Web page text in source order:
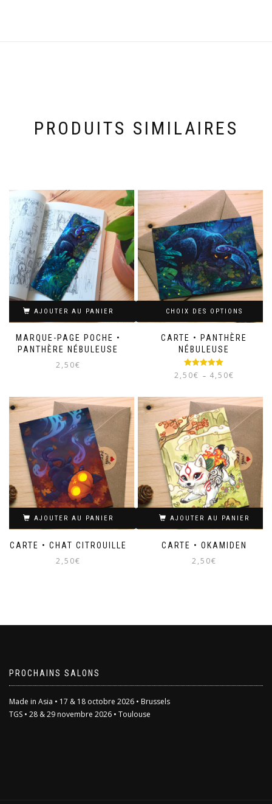
PRODUITS SIMILAIRES
MARQUE-PAGE POCHE •
PANTHÈRE NÉBULEUSE
2,50€
AJOUTER AU PANIER
CARTE • PANTHÈRE
NÉBULEUSE
Note
5.00
sur 5
2,50€ – 4,50€
prix :
2,50€
4,50€
CHOIX DES OPTIONS
Ce
produit
a
plusieurs
variations.
Les
options
peuvent
être
choisies
sur
la
page
du
CARTE • CHAT CITROUILLE
2,50€
AJOUTER AU PANIER
CARTE • OKAMIDEN
2,50€
AJOUTER AU PANIER
PROCHAINS SALONS
Made in Asia • 17 & 18 octobre 2026 • Brussels
TGS • 28 & 29 novembre 2026 • Toulouse